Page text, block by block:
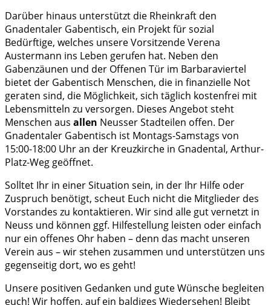
Darüber hinaus unterstützt die Rheinkraft den
Gnadentaler Gabentisch, ein Projekt für sozial
Bedürftige, welches unsere Vorsitzende Verena
Austermann ins Leben gerufen hat. Neben den
Gabenzäunen und der Offenen Tür im Barbaraviertel
bietet der Gabentisch Menschen, die in finanzielle Not
geraten sind, die Möglichkeit, sich täglich kostenfrei mit
Lebensmitteln zu versorgen. Dieses Angebot steht
Menschen aus allen Neusser Stadteilen offen. Der
Gnadentaler Gabentisch ist Montags-Samstags von
15:00-18:00 Uhr an der Kreuzkirche in Gnadental, Arthur-
Platz-Weg geöffnet.
Solltet Ihr in einer Situation sein, in der Ihr Hilfe oder
Zuspruch benötigt, scheut Euch nicht die Mitglieder des
Vorstandes zu kontaktieren. Wir sind alle gut vernetzt in
Neuss und können ggf. Hilfestellung leisten oder einfach
nur ein offenes Ohr haben – denn das macht unseren
Verein aus – wir stehen zusammen und unterstützen uns
gegenseitig dort, wo es geht!
Unsere positiven Gedanken und gute Wünsche begleiten
euch! Wir hoffen, auf ein baldiges Wiedersehen! Bleibt